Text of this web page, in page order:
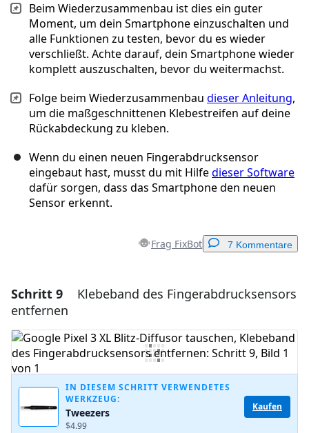
Beim Wiederzusammenbau ist dies ein guter
Moment, um dein Smartphone einzuschalten und
alle Funktionen zu testen, bevor du es wieder
verschließt. Achte darauf, dein Smartphone wieder
komplett auszuschalten, bevor du weitermachst.
Folge beim Wiederzusammenbau dieser Anleitung,
um die maßgeschnittenen Klebestreifen auf deine
Rückabdeckung zu kleben.
Wenn du einen neuen Fingerabdrucksensor
eingebaut hast, musst du mit Hilfedieser Software
dafür sorgen, dass das Smartphone den neuen
Sensor erkennt.
Frag FixBot 7 Kommentare
Einen Kommentar hinzufügen
Kommentar hinzufügen
Abbrechen Kommentieren
Schritt 9
Klebeband des Fingerabdrucksensors
entfernen
IN DIESEM SCHRITT VERWENDETES
WERKZEUG:
Tweezers
$4.99
Kaufen